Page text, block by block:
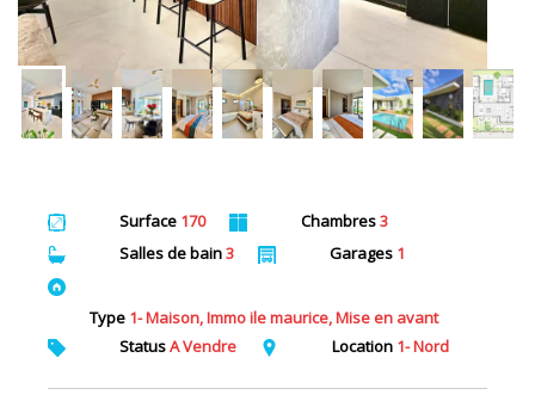
Surface 170 Chambres3
Salles de bain3 Garages 1
Type 1- Maison, Immo ile maurice, Mise en avant
StatusA Vendre Location 1- Nord